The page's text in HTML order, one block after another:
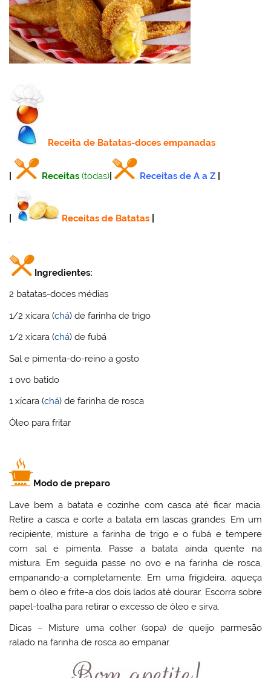
Receitade Batatas-doces empanadas
Receitas (todas) Receitas de A a Z
Receitas de Batatas
Ingredientes:
2 batatas-doces médias
1/2 xícara (chá) de farinha de trigo
1/2 xícara (chá) de fubá
Sal e pimenta-do-reino a gosto
1 ovo batido
1 xícara (chá) de farinha de rosca
Óleo para fritar
Modo de preparo
Lave bem a batata e cozinhe com casca até ficar macia.
Retire a casca e corte a batata em lascas grandes. Em um
recipiente, misture a farinha de trigo e o fubá e tempere
com sal e pimenta. Passe a batata ainda quente na
mistura. Em seguida passe no ovo e na farinha de rosca,
empanando-a completamente. Em uma frigideira, aqueça
bem o óleo e frite-a dos dois lados até dourar. Escorra sobre
papel-toalha para retirar o excesso de óleo e sirva.
Dicas – Misture uma colher (sopa) de queijo parmesão
ralado na farinha de rosca ao empanar.